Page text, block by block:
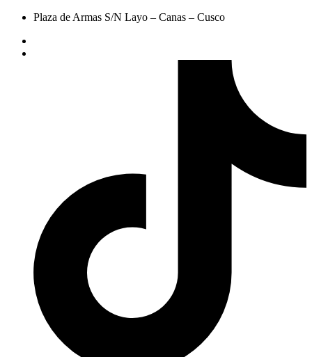
Plaza de Armas S/N Layo – Canas – Cusco